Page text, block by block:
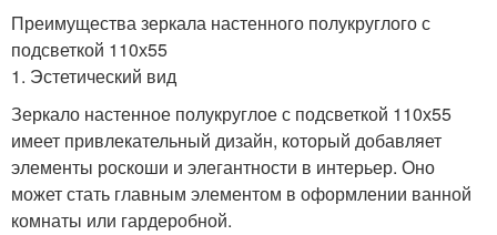
Преимущества зеркала настенного полукруглого с
подсветкой 110х55
1. Эстетический вид
Зеркало настенное полукруглое с подсветкой 110х55
имеет привлекательный дизайн, который добавляет
элементы роскоши и элегантности в интерьер. Оно
может стать главным элементом в оформлении ванной
комнаты или гардеробной.